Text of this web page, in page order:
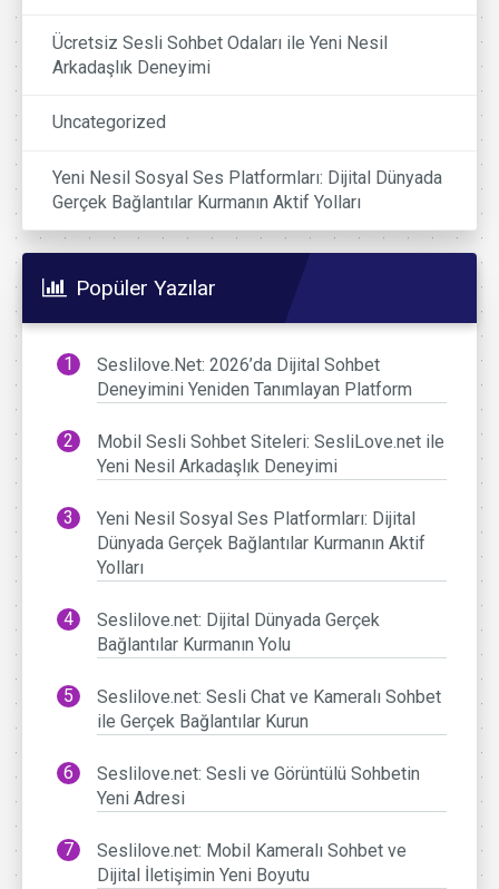
Ücretsiz Sesli Sohbet Odaları ile Yeni Nesil
Arkadaşlık Deneyimi
Uncategorized
Yeni Nesil Sosyal Ses Platformları: Dijital Dünyada
Gerçek Bağlantılar Kurmanın Aktif Yolları
Popüler Yazılar
Seslilove.Net: 2026’da Dijital Sohbet
Deneyimini Yeniden Tanımlayan Platform
Mobil Sesli Sohbet Siteleri: SesliLove.net ile
Yeni Nesil Arkadaşlık Deneyimi
Yeni Nesil Sosyal Ses Platformları: Dijital
Dünyada Gerçek Bağlantılar Kurmanın Aktif
Yolları
Seslilove.net: Dijital Dünyada Gerçek
Bağlantılar Kurmanın Yolu
Seslilove.net: Sesli Chat ve Kameralı Sohbet
ile Gerçek Bağlantılar Kurun
Seslilove.net: Sesli ve Görüntülü Sohbetin
Yeni Adresi
Seslilove.net: Mobil Kameralı Sohbet ve
Dijital İletişimin Yeni Boyutu